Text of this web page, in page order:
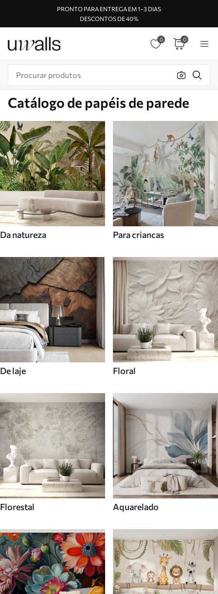
PRONTO PARA ENTREGA EM 1–3 DIAS
DESCONTOS DE 40%
0 0
Catálogo de papéis de parede
Da natureza Para criancas
De laje Floral
Florestal Aquarelado